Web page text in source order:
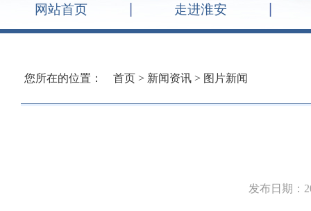
网站首页 走进淮安
您所在的位置： 首页 > 新闻资讯 > 图片新闻
发布日期：